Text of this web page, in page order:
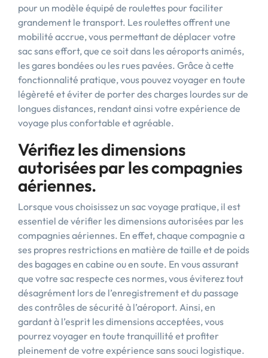
pour un modèle équipé de roulettes pour faciliter
grandement le transport. Les roulettes offrent une
mobilité accrue, vous permettant de déplacer votre
sac sans effort, que ce soit dans les aéroports animés,
les gares bondées ou les rues pavées. Grâce à cette
fonctionnalité pratique, vous pouvez voyager en toute
légèreté et éviter de porter des charges lourdes sur de
longues distances, rendant ainsi votre expérience de
voyage plus confortable et agréable.
Vérifiez les dimensions
autorisées par les compagnies
aériennes.
Lorsque vous choisissez un sac voyage pratique, il est
essentiel de vérifier les dimensions autorisées par les
compagnies aériennes. En effet, chaque compagnie a
ses propres restrictions en matière de taille et de poids
des bagages en cabine ou en soute. En vous assurant
que votre sac respecte ces normes, vous éviterez tout
désagrément lors de l’enregistrement et du passage
des contrôles de sécurité à l’aéroport. Ainsi, en
gardant à l’esprit les dimensions acceptées, vous
pourrez voyager en toute tranquillité et profiter
pleinement de votre expérience sans souci logistique.